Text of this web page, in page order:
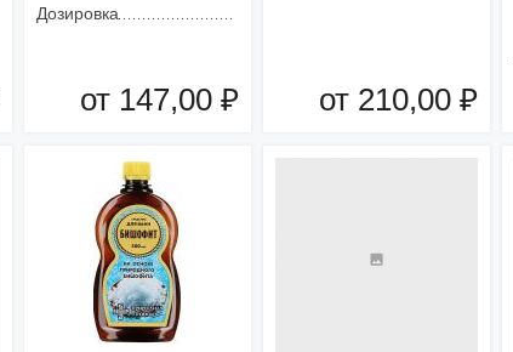
Дозировка
от 147,00 ₽ от 210,00 ₽